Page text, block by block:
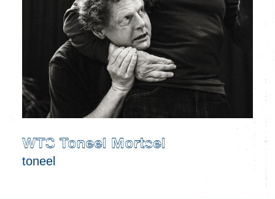
WTS Toneel Mortsel
toneel